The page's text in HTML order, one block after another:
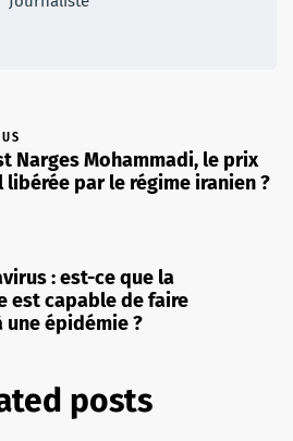
Narges Mohammadi, le prix
libérée par le régime iranien ?
: est-ce que la
est capable de faire
une épidémie ?
posts